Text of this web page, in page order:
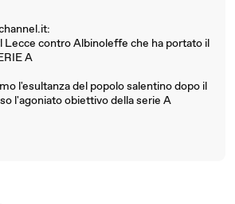
Lecce contro Albinoleffe che ha portato il
A
l'esultanza del popolo salentino dopo il
l'agoniato obiettivo della serie A